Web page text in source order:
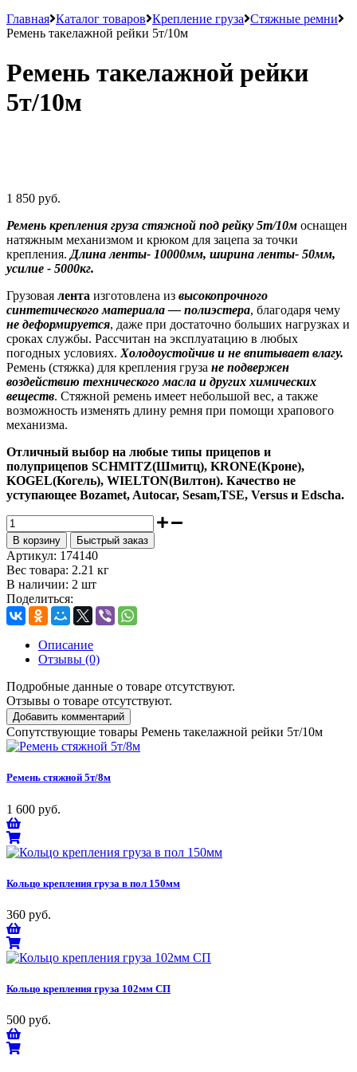
Главная Каталог товаров Крепление груза Стяжные ремни
Ремень такелажной рейки 5т/10м
Ремень такелажной рейки
5т/10м
1 850 руб.
Ремень крепления груза стяжной под рейку 5т/10м оснащен
натяжным механизмом и крюком для зацепа за точки
крепления. Длина ленты- 10000мм, ширина ленты- 50мм,
усилие - 5000кг.
Грузовая лента изготовлена из высокопрочного
синтетического материала — полиэстера, благодаря чему
не деформируется, даже при достаточно больших нагрузках и
сроках службы. Рассчитан на эксплуатацию в любых
погодных условиях. Холодоустойчив и не впитывает влагу.
Ремень (стяжка) для крепления груза не подвержен
воздействию технического масла и других химических
веществ. Стяжной ремень имеет небольшой вес, а также
возможность изменять длину ремня при помощи храпового
механизма.
Отличный выбор на любые типы прицепов и
полуприцепов SCHMITZ(Шмитц), KRONE(Кроне),
KOGEL(Когель), WIELTON(Вилтон). Качество не
уступающее Bozamet, Autocar, Sesam,TSE, Versus и Edscha.
В корзину Быстрый заказ
Артикул: 174140
Вес товара: 2.21 кг
В наличии: 2 шт
Поделиться:
Описание
Отзывы (0)
Подробные данные о товаре отсутствуют.
Отзывы о товаре отсутствуют.
Добавить комментарий
Сопутствующие товары Ремень такелажной рейки 5т/10м
Ремень стяжной 5т/8м
1 600 руб.
Кольцо крепления груза в пол 150мм
360 руб.
Кольцо крепления груза 102мм СП
500 руб.